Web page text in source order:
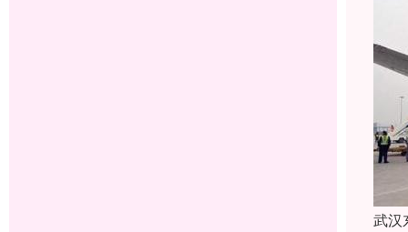
武汉